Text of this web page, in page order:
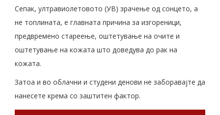
Сепак, ултравиолетовото (УВ) зрачење од сонцето, а
не топлината, е главната причина за изгореници,
предвремено стареење, оштетување на очите и
оштетување на кожата што доведува до рак на
кожата.
Затоа и во облачни и студени денови не заборавајте да
нанесете крема со заштитен фактор.